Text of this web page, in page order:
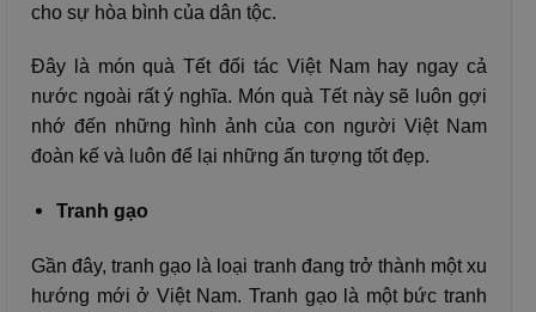
cho sự hòa bình của dân tộc.
Đây là món quà Tết đối tác Việt Nam hay ngay cả
nước ngoài rất ý nghĩa. Món quà Tết này sẽ luôn gợi
nhớ đến những hình ảnh của con người Việt Nam
đoàn kế và luôn để lại những ấn tượng tốt đẹp.
Tranh gạo
Gần đây, tranh gạo là loại tranh đang trở thành một xu
hướng mới ở Việt Nam. Tranh gạo là một bức tranh